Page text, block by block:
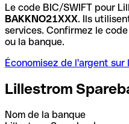
Le code BIC/SWIFT pour
BAKKNO21XXX. Ils
services. Confirmez le
ou la banque.
Économisez de l'argent
Lillestrom
Nom de la banque